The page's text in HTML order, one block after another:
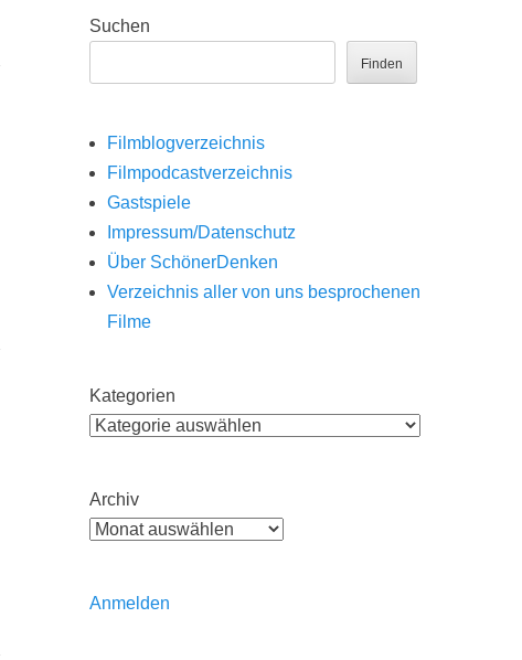
Suchen
Finden
Filmblogverzeichnis
Filmpodcastverzeichnis
Gastspiele
Impressum/Datenschutz
Über SchönerDenken
Verzeichnis aller von uns besprochenen
Filme
Kategorien
Archiv
Anmelden